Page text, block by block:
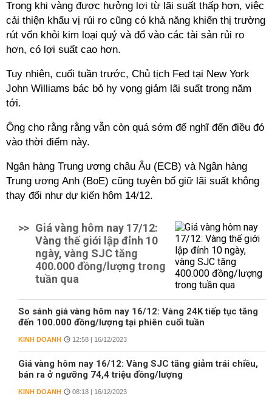
Trong khi vàng được hưởng lợi từ lãi suất thấp hơn, việc
cải thiện khẩu vị rủi ro cũng có khả năng khiến thị trường
rút vốn khỏi kim loại quý và đổ vào các tài sản rủi ro
hơn, có lợi suất cao hơn.
Tuy nhiên, cuối tuần trước, Chủ tịch Fed tại New York
John Williams bác bỏ hy vọng giảm lãi suất trong năm
tới.
Ông cho rằng rằng vẫn còn quá sớm để nghĩ đến điều đó
vào thời điểm này.
Ngân hàng Trung ương châu Âu (ECB) và Ngân hàng
Trung ương Anh (BoE) cũng tuyên bố giữ lãi suất không
thay đổi như dự kiến ​​hôm 14/12.
>> Giá vàng hôm nay 17/12:
Vàng thế giới lập đỉnh 10
ngày, vàng SJC tăng
400.000 đồng/lượng trong
tuần qua
So sánh giá vàng hôm nay 16/12: Vàng 24K tiếp tục tăng
đến 100.000 đồng/lượng tại phiên cuối tuần
KINH DOANH 12:58 | 16/12/2023
Giá vàng hôm nay 16/12: Vàng SJC tăng giảm trái chiều,
bán ra ở ngưỡng 74,4 triệu đồng/lượng
KINH DOANH 08:18 | 16/12/2023